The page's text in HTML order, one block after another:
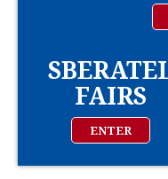
FAIRS
ENTER